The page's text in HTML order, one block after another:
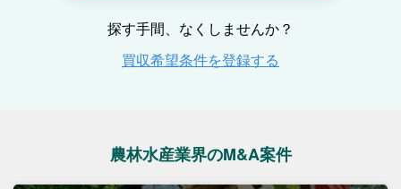
農林水産業界のM&A案件